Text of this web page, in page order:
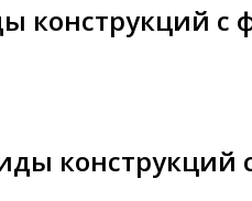
конструкций с
конструкций